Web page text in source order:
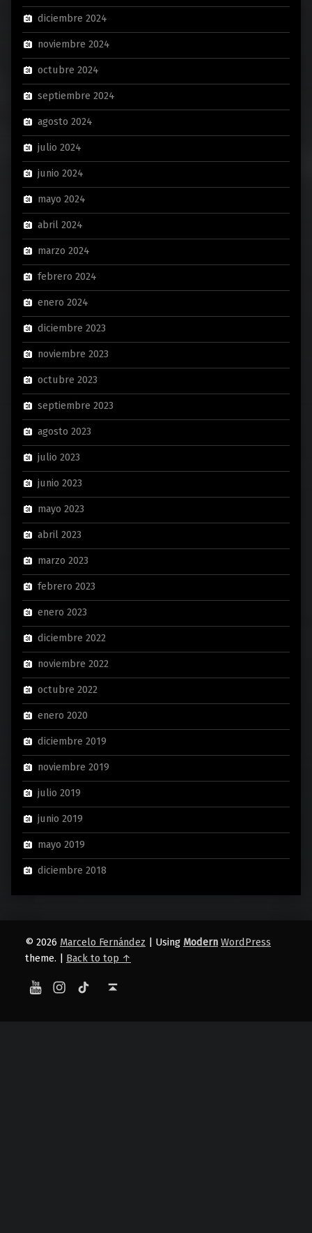
diciembre 2024
noviembre 2024
octubre 2024
septiembre 2024
agosto 2024
julio 2024
junio 2024
mayo 2024
abril 2024
marzo 2024
febrero 2024
enero 2024
diciembre 2023
noviembre 2023
octubre 2023
septiembre 2023
agosto 2023
julio 2023
junio 2023
mayo 2023
abril 2023
marzo 2023
febrero 2023
enero 2023
diciembre 2022
noviembre 2022
octubre 2022
enero 2020
diciembre 2019
noviembre 2019
julio 2019
junio 2019
mayo 2019
diciembre 2018
© 2026 Marcelo Fernández | Using Modern WordPress
theme. | Back to top ↑